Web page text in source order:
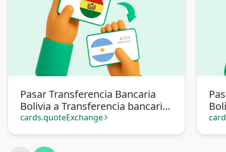
Pasar Transferencia Bancaria
Bolivia a Transferencia bancaria
Argentina
cards.quoteExchange arrow_forward_ios